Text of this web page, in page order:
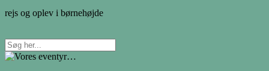
rejs og oplev i børnehøjde